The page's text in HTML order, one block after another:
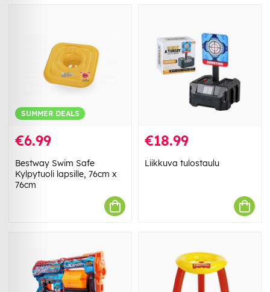
SUMMER DEALS
€6.99
Bestway Swim Safe
Kylpytuoli lapsille, 76cm x
76cm
€18.99
Liikkuva tulostaulu